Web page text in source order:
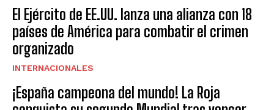
El Ejército de EE.UU. lanza una alianza con 18
países de América para combatir el crimen
organizado
INTERNACIONALES
¡España campeona del mundo! La Roja